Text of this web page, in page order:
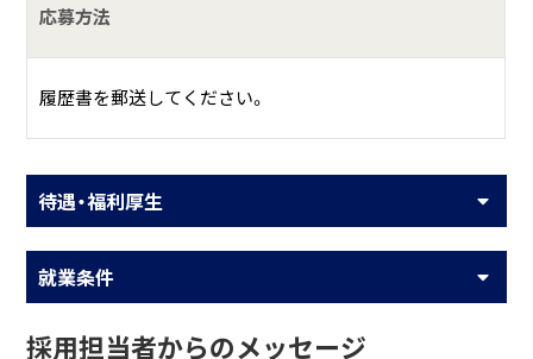
応募方法
履歴書を郵送してください。
待遇・福利厚生
就業条件
採用担当者からのメッセージ